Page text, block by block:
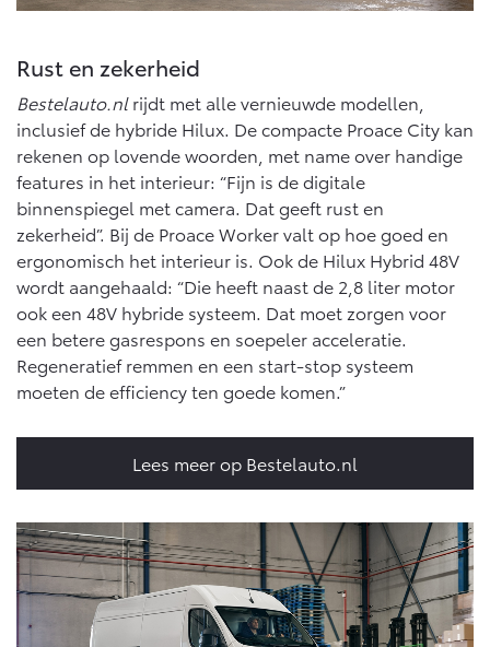
Rust en zekerheid
Bestelauto.nlrijdt met alle vernieuwde modellen,
inclusief de hybride Hilux. De compacte Proace City kan
rekenen op lovende woorden, met name over handige
features in het interieur: “Fijn is de digitale
binnenspiegel met camera. Dat geeft rust en
zekerheid”. Bij de Proace Worker valt op hoe goed en
ergonomisch het interieur is. Ook de Hilux Hybrid 48V
wordt aangehaald: “Die heeft naast de 2,8 liter motor
ook een 48V hybride systeem. Dat moet zorgen voor
een betere gasrespons en soepeler acceleratie.
Regeneratief remmen en een start-stop systeem
moeten de efficiency ten goede komen.”
Lees meer op Bestelauto.nl